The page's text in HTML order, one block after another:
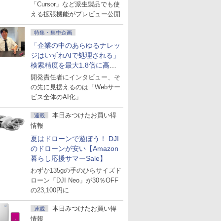
にも開放
「Cursor」など派生製品でも使
える拡張機能がプレビュー公開
特集・集中企画
「企業の中のあらゆるナレッ
ジはいずれAIで処理される」
検索精度を最大1.8倍に高め
た「GMO AI RAG」は無償の
OSS版で「1社1RAG」を目
指す
開発責任者にインタビュー、そ
の先に見据えるのは「Webサー
ビス全体のAI化」
連載
本日みつけたお買い得
情報
夏はドローンで遊ぼう！ DJI
のドローンが安い【Amazon
暮らし応援サマーSale】
わずか135gの手のひらサイズド
ローン「DJI Neo」が30％OFF
の23,100円に
連載
本日みつけたお買い得
情報